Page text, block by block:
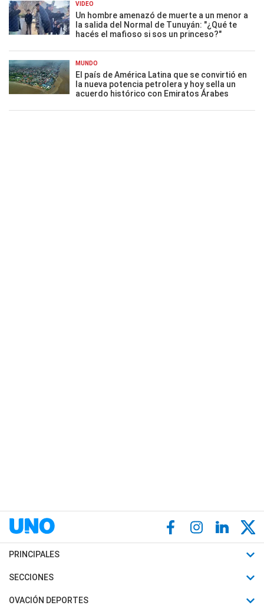
VIDEO
Un hombre amenazó de muerte a un menor a
la salida del Normal de Tunuyán: "¿Qué te
hacés el mafioso si sos un princeso?"
MUNDO
El país de América Latina que se convirtió en
la nueva potencia petrolera y hoy sella un
acuerdo histórico con Emiratos Árabes
PRINCIPALES
Últimas Noticias
Política
SECCIONES
Horóscopo
OVACIÓN DEPORTES